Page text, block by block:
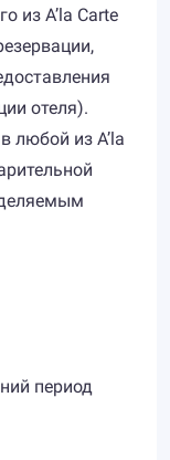
из A’la Carte
отеля).
любой из A’la
период